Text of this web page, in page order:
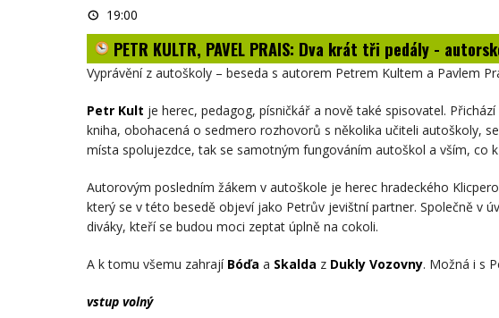
PETR
KULTR,
PAVEL
PRAIS:
Dva
krát
tři
-
autorské
čtení
19:00
PETR KULTR, PAVEL PRAIS: Dva krát tři pedály -
Vyprávění z autoškoly – beseda s autorem Petrem Kultem a Pavlem
Petr Kult je herec, pedagog, písničkář a nově také spisovatel.
kniha, obohacená o sedmero rozhovorů s několika učiteli autoškoly,
místa spolujezdce, tak se samotným fungováním autoškol a vším, co
Autorovým posledním žákem v autoškole je herec hradeckého
který se v této besedě objeví jako Petrův jevištní partner. Společně v
diváky, kteří se budou moci zeptat úplně na cokoli.
A k tomu všemu zahrají Bóďa a Skalda z Dukly Vozovny. Možná i s
vstup volný